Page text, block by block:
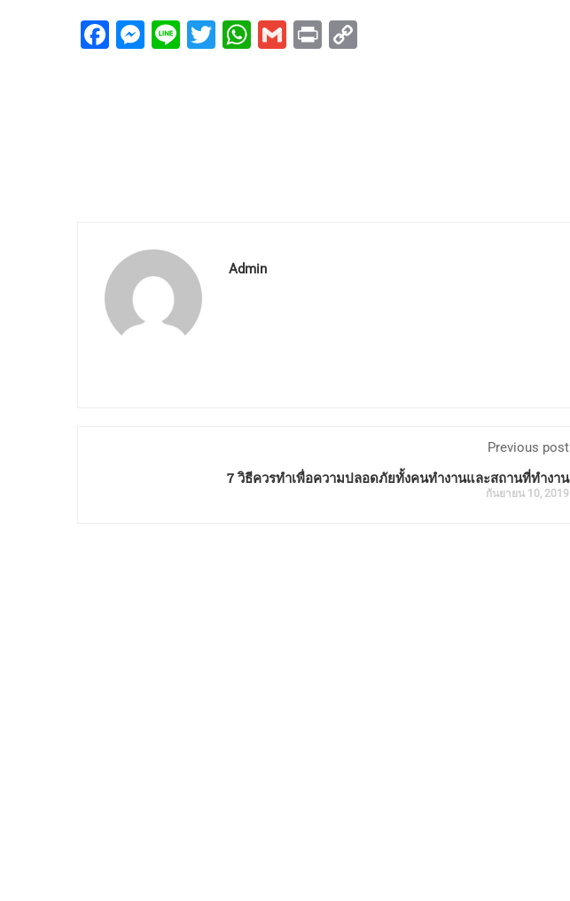
Facebook
Messenger
LineTwitter
WhatsApp
Gmail
Print
Admin
Previous post
7 วิธีควรทำเพื่อความปลอดภัยทั้งคนทำงานและสถานที่ทำงาน
กันยายน 10, 2019